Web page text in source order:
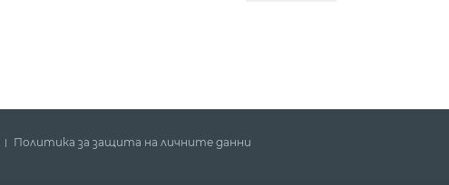
Политика за защита на личните данни